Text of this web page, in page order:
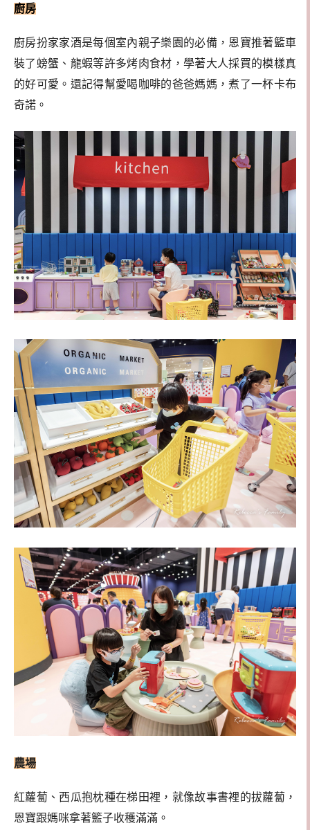
廚房
廚房扮家家酒是每個室內親子樂園的必備，恩寶推著籃車
裝了螃蟹、龍蝦等許多烤肉食材，學著大人採買的模樣真
的好可愛。還記得幫愛喝咖啡的爸爸媽媽，煮了一杯卡布
奇諾。
農場
紅蘿蔔、西瓜抱枕種在梯田裡，就像故事書裡的拔蘿蔔，
恩寶跟媽咪拿著籃子收穫滿滿。